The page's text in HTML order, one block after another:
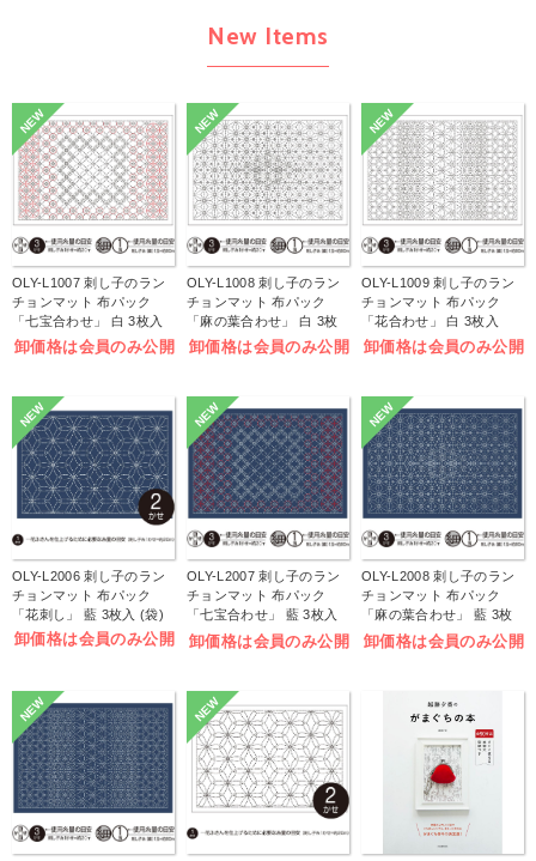
New Items
NEW
OLY-L1007 刺し子のラン
チョンマット 布パック
「七宝合わせ」 白 3枚入
(袋)
卸価格は会員のみ公開
NEW
OLY-L1008 刺し子のラン
チョンマット 布パック
「麻の葉合わせ」 白 3枚
入 (袋)
卸価格は会員のみ公開
NEW
OLY-L1009 刺し子のラン
チョンマット 布パック
「花合わせ」 白 3枚入
(袋)
卸価格は会員のみ公開
NEW
OLY-L2006 刺し子のラン
チョンマット 布パック
「花刺し」 藍 3枚入 (袋)
卸価格は会員のみ公開
NEW
OLY-L2007 刺し子のラン
チョンマット 布パック
「七宝合わせ」 藍 3枚入
(袋)
卸価格は会員のみ公開
NEW
OLY-L2008 刺し子のラン
チョンマット 布パック
「麻の葉合わせ」 藍 3枚
入 (袋)
卸価格は会員のみ公開
NEW NEW